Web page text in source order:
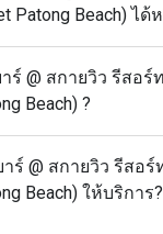
Patong Beach) ได้
@ สกายวิว รีสอร์
Beach) ?
@ สกายวิว รีสอร์
Beach) ให้บริการ?